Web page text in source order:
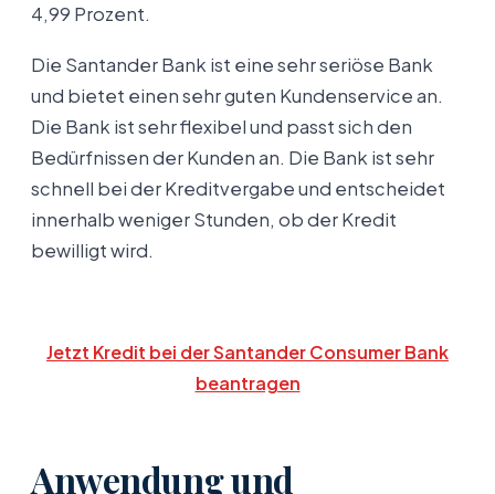
4,99 Prozent.
Die Santander Bank ist eine sehr seriöse Bank
und bietet einen sehr guten Kundenservice an.
Die Bank ist sehr flexibel und passt sich den
Bedürfnissen der Kunden an. Die Bank ist sehr
schnell bei der Kreditvergabe und entscheidet
innerhalb weniger Stunden, ob der Kredit
bewilligt wird.
Jetzt Kredit bei der Santander Consumer Bank
beantragen
Anwendung und